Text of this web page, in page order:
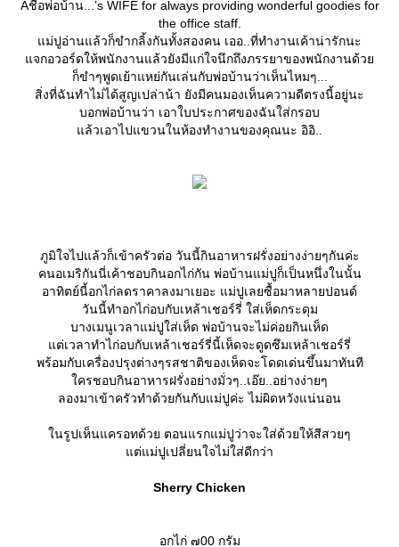
Aชื่อพ่อบ้าน...’s WIFE for always providing wonderful goodies for
the office staff.
ม่ปูอ่านแล้วก็ขำกลิ้งกันทั้งสองคน เออ..ที่ทำงานเค้าน่ารักนะ
จกอวอร์ดให้พนักงานแล้วยังมีแก่ใจนึกถึงภรรยาของพนักงานด้ว
ก็ขำๆพูดเย้าแหย่กันเล่นกับพ่อบ้านว่าเห็นไหมๆ...
สิ่งที่ฉันทำไม่ได้สูญเปล่าน้า ยังมีคนมองเห็นความดีตรงนี้อยู่นะ
บอกพ่อบ้านว่า เอาใบประกาศของฉันใส่กรอบ
ล้วเอาไปแขวนในห้องทำงานของคุณนะ อิอิ..
ภูมิใจไปแล้วก็เข้าครัวต่อ วันนี้กินอาหารฝรั่งอย่างง่ายๆกันค่ะ
คนอเมริกันนี่เค้าชอบกินอกไก่กัน พ่อบ้านแม่ปูก็เป็นหนึ่งในนั้น
อาทิตย์นี้อกไก่ลดราคาลงมาเยอะ แม่ปูเลยซื้อมาหลายปอนด์
วันนี้ทำอกไก่อบกับเหล้าเชอร์รี่ ใส่เห็ดกระดุม
บางเมนูเวลาแม่ปูใส่เห็ด พ่อบ้านจะไม่ค่อยกินเห็ด
ต่เวลาทำไก่อบกับเหล้าเชอร์รี่นี้เห็ดจะดูดซึมเหล้าเชอร์รี่
พร้อมกับเครื่องปรุงต่างๆรสชาติของเห็ดจะโดดเด่นขึ้นมาทันที
ครชอบกินอาหารฝรั่งอย่างมั่วๆ..เอ๊ย..อย่างง่ายๆ
ลองมาเข้าครัวทำด้วยกันกับแม่ปูค่ะ ไม่ผิดหวังแน่นอน
นรูปเห็นแครอทด้วย ตอนแรกแม่ปูว่าจะใส่ด้วยให้สีสวยๆ
ต่แม่ปูเปลี่ยนใจไม่ใส่ดีกว่า
Sherry Chicken
อกไก่ ๗00 กรัม